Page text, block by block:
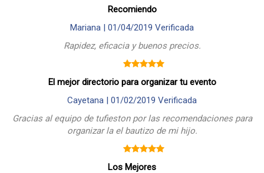
Recomiendo
Mariana | 01/04/2019 Verificada
Rapidez, eficacia y buenos precios.
El mejor directorio para organizar tu evento
Cayetana | 01/02/2019 Verificada
Gracias al equipo de tufieston por las recomendaciones para
organizar la el bautizo de mi hijo.
Los Mejores